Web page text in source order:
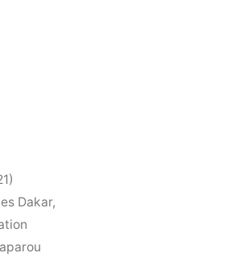
Dakar,